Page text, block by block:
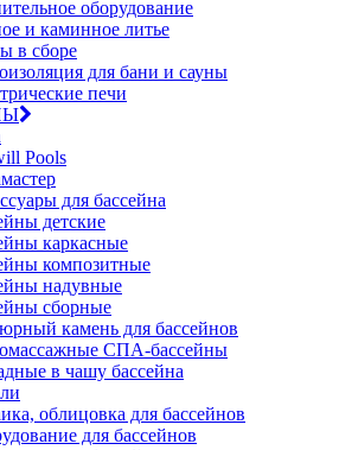
оборудование
и каминное литье
в сборе
для бани и сауны
печи
Pools
для бассейна
детские
каркасные
композитные
надувные
сборные
камень для бассейнов
СПА-бассейны
в чашу бассейна
облицовка для бассейнов
для бассейнов